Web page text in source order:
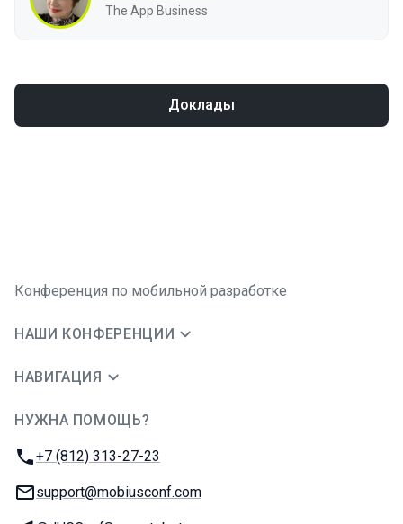
The App Business
Доклады
Конференция по мобильной разработке
НАШИ КОНФЕРЕНЦИИ
НАВИГАЦИЯ
НУЖНА ПОМОЩЬ?
Телефон:
+7 (812) 313-27-23
E-mail:
support@mobiusconf.com